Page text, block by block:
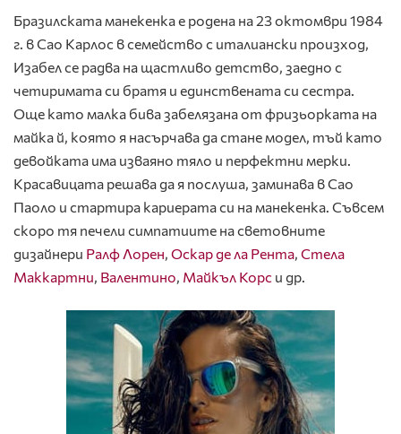
Бразилската манекенка е родена на 23 октомври 1984
г. в Сао Карлос в семейство с италиански произход,
Изабел се радва на щастливо детство, заедно с
четиримата си братя и единствената си сестра.
Още като малка бива забелязана от фризьорката на
майка й, която я насърчава да стане модел, тъй като
девойката има изваяно тяло и перфектни мерки.
Красавицата решава да я послуша, заминава в Сао
Паоло и стартира кариерата си на манекенка. Съвсем
скоро тя печели симпатиите на световните
дизайнери Ралф Лорен, Оскар де ла Рента, Стела
Маккартни, Валентино, Майкъл Корс и др.